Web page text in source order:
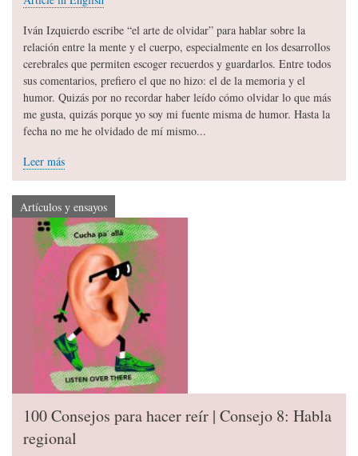
Iván Izquierdo escribe “el arte de olvidar” para hablar sobre la
relación entre la mente y el cuerpo, especialmente en los desarrollos
cerebrales que permiten escoger recuerdos y guardarlos. Entre todos
sus comentarios, prefiero el que no hizo: el de la memoria y el
humor. Quizás por no recordar haber leído cómo olvidar lo que más
me gusta, quizás porque yo soy mi fuente misma de humor. Hasta la
fecha no me he olvidado de mí mismo...
Leer más
Artículos y ensayos
100 Consejos para hacer reír | Consejo 8: Habla
regional